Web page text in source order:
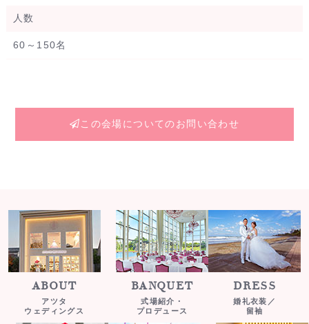
人数
60～150名
この会場についてのお問い合わせ
ABOUT
アツタ
ウェディングス
BANQUET
式場紹介・
プロデュース
DRESS
婚礼衣装／
留袖